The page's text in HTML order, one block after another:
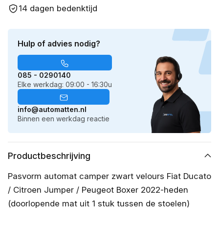
Productbeschrijving
Pasvorm automat camper zwart velours Fiat Ducato
/ Citroen Jumper / Peugeot Boxer 2022-heden
(doorlopende mat uit 1 stuk tussen de stoelen)
14 dagen bedenktijd
Hulp of advies nodig?
085 - 0290140
Elke werkdag: 09:00 - 16:30u
info@automatten.nl
Binnen een werkdag reactie